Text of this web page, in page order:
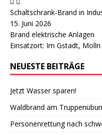
Schaltschrank-Brand in
15. Juni 2026
Brand elektrische Anlagen
Einsatzort: Im Gstadt, Molln
NEUESTE BEITRÄGE
Jetzt Wasser sparen!
Waldbrand am
Personenrettung nach